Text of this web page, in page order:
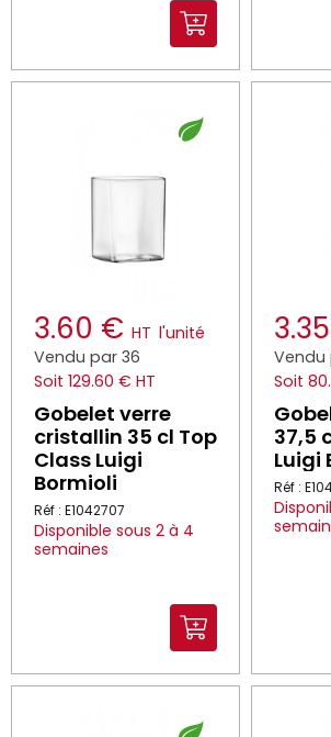
3.60 € HT l'unité
Vendu par 36
Soit 129.60 € HT
Gobelet verre
cristallin 35 cl Top
Class Luigi
Bormioli
Réf : E1042707
Disponible sous 2 à 4
semaines
Vendu
Soit
37,5
Luigi
Réf :